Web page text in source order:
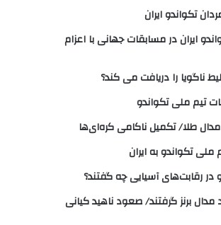
تکواندو ایران
ایران در مسابقات جهانی با اعزام
ناگویا را دریافت می کند؟
تیم ملی تکواندو
طلا/ تکمیل ناکامی کره‌ای‌ها
تکواندو به ایران
در رقابت‌های آسیایی چه گفتند؟
مدال برنز گرفتند/ صعود ناهید کیانی